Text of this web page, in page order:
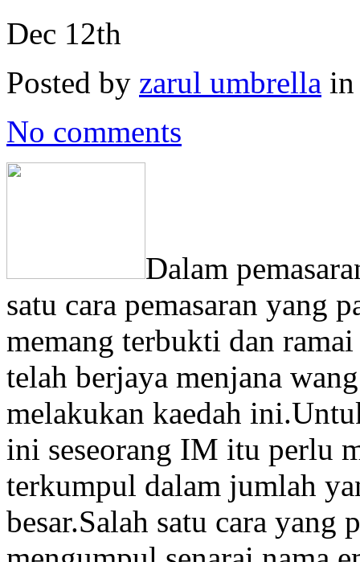
Dec 12th
Posted by zarul umbrella in
No comments
Dalam
satu cara pemasaran yang
memang terbukti dan
telah berjaya menjana
melakukan kaedah
ini seseorang IM itu perlu
terkumpul dalam jumlah
besar.Salah satu cara